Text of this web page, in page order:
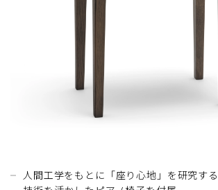
人間工学をもとに「座り心地」を研究す